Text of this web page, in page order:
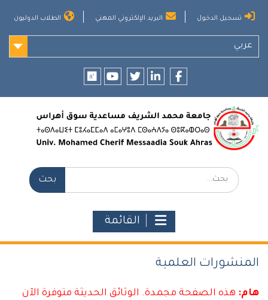
تسجيل الدخول البريد الإلكتروني المهني الطلاب الدوليون
عربي
بحث:
القائمة
المنشورات العلمية
هام: هذه الصفحة مجمدة. الوثائق الحديثة متوفرة الآن